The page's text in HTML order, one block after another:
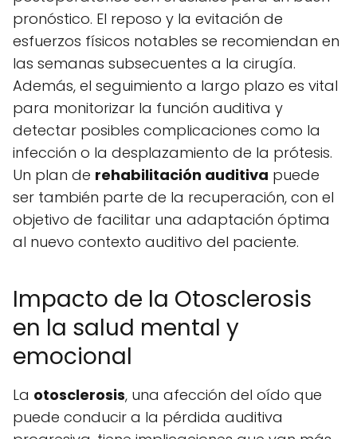
pronóstico. El reposo y la evitación de
esfuerzos físicos notables se recomiendan en
las semanas subsecuentes a la cirugía.
Además, el seguimiento a largo plazo es vital
para monitorizar la función auditiva y
detectar posibles complicaciones como la
infección o la desplazamiento de la prótesis.
Un plan de rehabilitación auditiva puede
ser también parte de la recuperación, con el
objetivo de facilitar una adaptación óptima
al nuevo contexto auditivo del paciente.
Impacto de la Otosclerosis
en la salud mental y
emocional
La otosclerosis, una afección del oído que
puede conducir a la pérdida auditiva